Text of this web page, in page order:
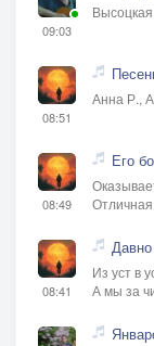
09:03
08:51
Анна Р.,
08:49
Его
08:41
Из уст в
А мы за